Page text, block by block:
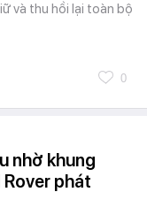
và thu hồi lại toàn bộ
0
nhờ khung
phát